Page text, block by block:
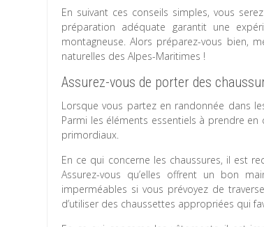
En suivant ces conseils simples, vous
préparation adéquate garantit une
montagneuse. Alors préparez-vous bien,
naturelles des Alpes-Maritimes !
Assurez-vous de porter des
Lorsque vous partez en randonnée dans
Parmi les éléments essentiels à prendre
primordiaux.
En ce qui concerne les chaussures, il est
Assurez-vous qu’elles offrent un bon
imperméables si vous prévoyez de
d’utiliser des chaussettes appropriées qui